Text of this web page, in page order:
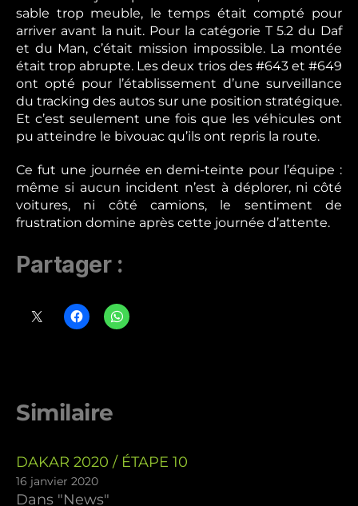
sable trop meuble, le temps était compté pour
arriver avant la nuit. Pour la catégorie T 5.2 du Daf
et du Man, c’était mission impossible. La montée
était trop abrupte. Les deux trios des #643 et #649
ont opté pour l’établissement d’une surveillance
du tracking des autos sur une position stratégique.
Et c’est seulement une fois que les véhicules ont
pu atteindre le bivouac qu’ils ont repris la route.
Ce fut une journée en demi-teinte pour l’équipe :
même si aucun incident n’est à déplorer, ni côté
voitures, ni côté camions, le sentiment de
frustration domine après cette journée d’attente.
Partager :
Similaire
DAKAR 2020 / ÉTAPE 10
16 janvier 2020
Dans "News"